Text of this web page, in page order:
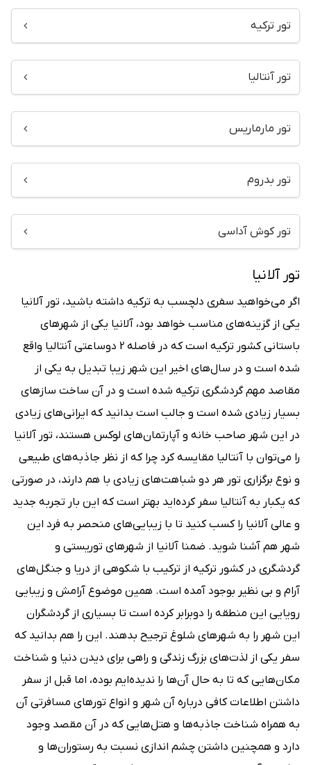
تور ترکیه
تور آنتالیا
تور مارماریس
تور بدروم
تور کوش آداسی
تور آلانیا
اگر می‌خواهید سفری دلچسب به ترکیه داشته باشید، تور آلانیا
یکی از گزینه‌های مناسب خواهد بود، آلانیا یکی از شهرهای
باستانی کشور ترکیه است که در فاصله 2 دوساعتی آنتالیا واقع
شده است و در سال‌های اخیر این شهر زیبا تبدیل به یکی از
مقاصد مهم گردشگری ترکیه شده است و در آن ساخت سازهای
بسیار زیادی شده است و جالب است بدانید که ایرانی‌های زیادی
در این شهر صاحب خانه و آپارتمان‌های لوکس هستند، تور آلانیا
را می‌توان با آنتالیا مقایسه کرد چرا که از نظر جاذبه‌های طبیعی
و نوع برگزاری تور هر دو شباهت‌های زیادی با هم دارند، در صورتی
که یکبار به آنتالیا سفر کرده‌اید بهتر است که این بار تجربه جدید
و عالی آلانیا را کسب کنید تا با زیبایی‌های منحصر به فرد این
شهر هم آشنا شوید. ضمنا آلانیا از شهرهای توریستی و
گردشگری در کشور ترکیه از ترکیب با شکوهی از دریا و جنگل‌های
آرام و بی نظیر بوجود آمده است. همین موضوع آرامش و زیبایی
رویایی این منطقه را دوبرابر کرده است تا بسیاری از گردشگران
این شهر را به شهرهای شلوغ ترجیح بدهند. این را هم بدانید که
سفر یکی از لذت‌های بزرگ زندگی و راهی برای دیدن دنیا و شناخت
مکان‌هایی که تا به حال آن‌ها را ندیده‌ایم بوده، اما قبل از سفر
داشتن اطلاعات کافی درباره آن شهر و انواع تورهای مسافرتی آن
به همراه شناخت جاذبه‌ها و هتل‌هایی که در آن مقصد وجود
دارد و همچنین داشتن چشم اندازی نسبت به رستوران‌ها و